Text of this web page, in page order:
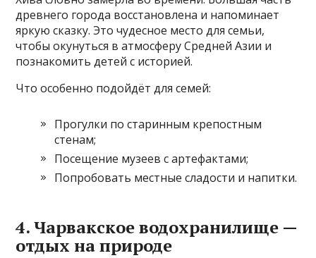
древнего города восстановлена и напоминает
яркую сказку. Это чудесное место для семьи,
чтобы окунуться в атмосферу Средней Азии и
познакомить детей с историей.
Что особенно подойдёт для семей:
Прогулки по старинным крепостным
стенам;
Посещение музеев с артефактами;
Попробовать местные сладости и напитки.
4. Чарвакское водохранилище —
отдых на природе